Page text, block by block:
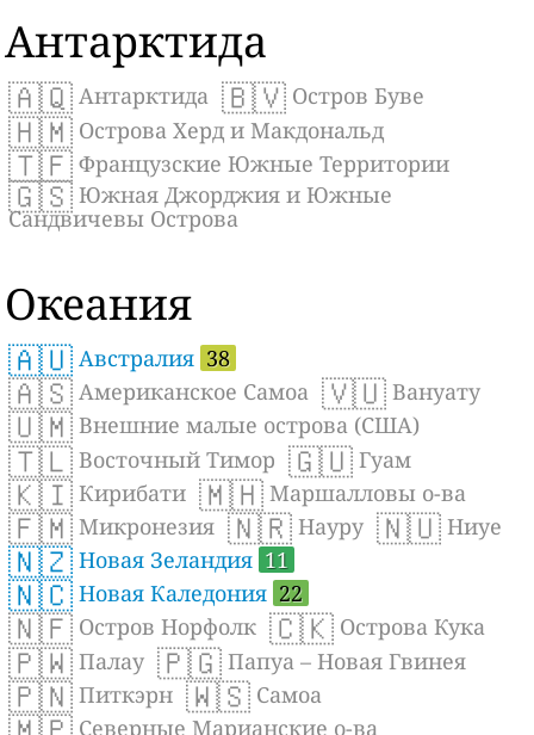
Антарктида
🇦🇶 Антарктида 🇧🇻 Остров Буве
🇭🇲 Острова Херд и Макдональд
🇹🇫 Французские Южные Территории
🇬🇸 Южная Джорджия и Южные
Сандвичевы Острова
Океания
🇦🇺 Австралия 38
🇦🇸 Американское Самоа 🇻🇺 Вануату
🇺🇲 Внешние малые острова (США)
🇹🇱 Восточный Тимор 🇬🇺 Гуам
🇰🇮 Кирибати 🇲🇭 Маршалловы о-ва
🇫🇲 Микронезия 🇳🇷 Науру 🇳🇺 Ниуе
🇳🇿 Новая Зеландия 11
🇳🇨 Новая Каледония 22
🇳🇫 Остров Норфолк 🇨🇰 Острова Кука
🇵🇼 Палау 🇵🇬 Папуа – Новая Гвинея
🇵🇳 Питкэрн 🇼🇸 Самоа
Северные Марианские о-ва